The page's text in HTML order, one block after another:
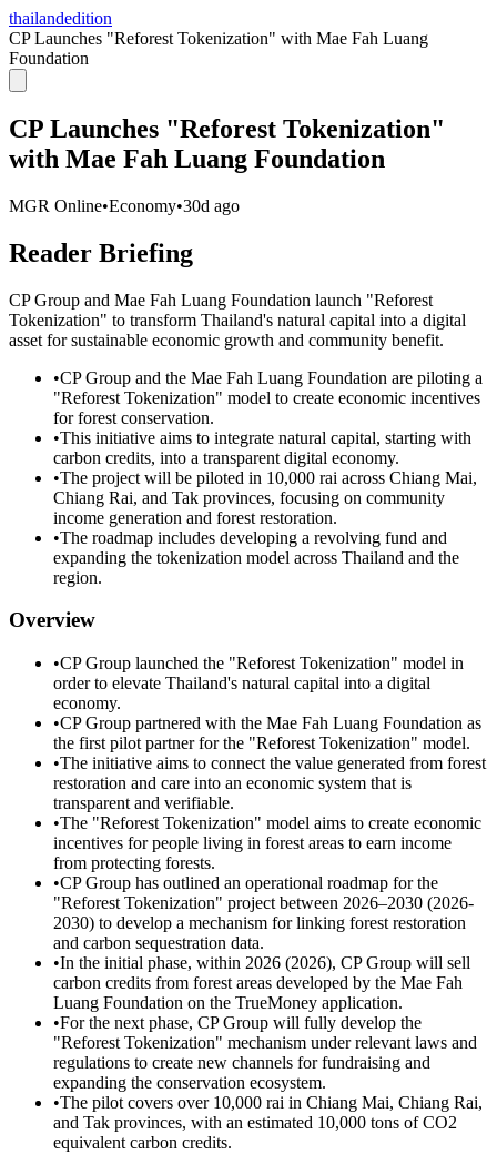
thailandedition
CP Launches "Reforest Tokenization" with Mae Fah Luang
Foundation
CP Launches "Reforest Tokenization"
with Mae Fah Luang Foundation
MGR Online•Economy•30d ago
Reader Briefing
CP Group and Mae Fah Luang Foundation launch "Reforest
Tokenization" to transform Thailand's natural capital into a digital
asset for sustainable economic growth and community benefit.
•CP Group and the Mae Fah Luang Foundation are piloting a
"Reforest Tokenization" model to create economic incentives
for forest conservation.
•This initiative aims to integrate natural capital, starting with
carbon credits, into a transparent digital economy.
•The project will be piloted in 10,000 rai across Chiang Mai,
Chiang Rai, and Tak provinces, focusing on community
income generation and forest restoration.
•The roadmap includes developing a revolving fund and
expanding the tokenization model across Thailand and the
region.
Overview
•CP Group launched the "Reforest Tokenization" model in
order to elevate Thailand's natural capital into a digital
economy.
•CP Group partnered with the Mae Fah Luang Foundation as
the first pilot partner for the "Reforest Tokenization" model.
•The initiative aims to connect the value generated from forest
restoration and care into an economic system that is
transparent and verifiable.
•The "Reforest Tokenization" model aims to create economic
incentives for people living in forest areas to earn income
from protecting forests.
•CP Group has outlined an operational roadmap for the
"Reforest Tokenization" project between 2026–2030 (2026-
2030) to develop a mechanism for linking forest restoration
and carbon sequestration data.
•In the initial phase, within 2026 (2026), CP Group will sell
carbon credits from forest areas developed by the Mae Fah
Luang Foundation on the TrueMoney application.
•For the next phase, CP Group will fully develop the
"Reforest Tokenization" mechanism under relevant laws and
regulations to create new channels for fundraising and
expanding the conservation ecosystem.
•The pilot covers over 10,000 rai in Chiang Mai, Chiang Rai,
and Tak provinces, with an estimated 10,000 tons of CO2
equivalent carbon credits.